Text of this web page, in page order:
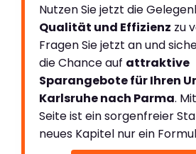
Nutzen Sie jetzt die
Qualität und Effizienz zu
Fragen Sie jetzt an und
die Chance auf attraktive
Sparangebote für Ihren
Karlsruhe nach Parma.
Seite ist ein sorgenfreier
neues Kapitel nur ein